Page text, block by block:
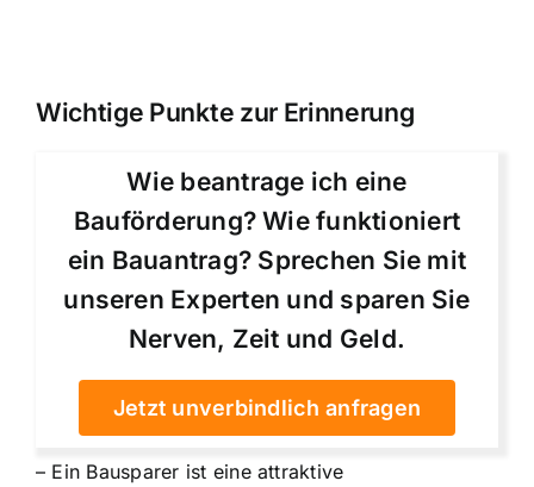
Wichtige Punkte zur Erinnerung
Wie beantrage ich eine
Bauförderung? Wie funktioniert
ein Bauantrag? Sprechen Sie mit
unseren Experten und sparen Sie
Nerven, Zeit und Geld.
Jetzt unverbindlich anfragen
– Ein Bausparer ist eine attraktive